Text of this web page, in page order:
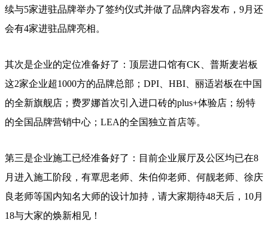
续与5家进驻品牌举办了签约仪式并做了品牌内容发布，9月还
会有4家进驻品牌亮相。
其次是企业的定位准备好了：顶层进口馆有CK、普斯麦岩板
这2家企业超1000方的品牌总部；DPI、HBI、丽适岩板在中国
的全新旗舰店；费罗娜首次引入进口砖的plus+体验店；纷特
的全国品牌营销中心；LEA的全国独立首店等。
第三是企业施工已经准备好了：目前企业展厅及公区均已在8
月进入施工阶段，有覃思老师、朱伯仰老师、何靓老师、徐庆
良老师等国内知名大师的设计加持，请大家期待48天后，10月
18与大家的焕新相见！